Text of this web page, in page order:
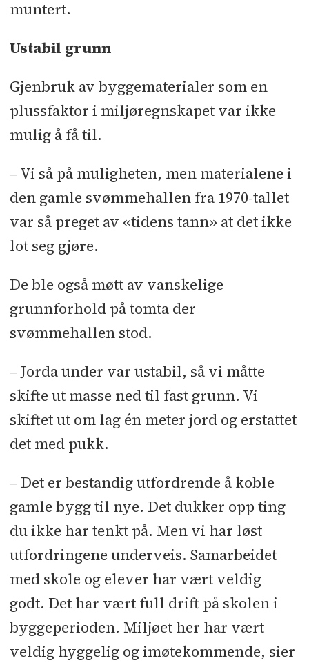
muntert.
Ustabil grunn
Gjenbruk av byggematerialer som en
plussfaktor i miljøregnskapet var ikke
mulig å få til.
– Vi så på muligheten, men materialene i
den gamle svømmehallen fra 1970-tallet
var så preget av «tidens tann» at det ikke
lot seg gjøre.
De ble også møtt av vanskelige
grunnforhold på tomta der
svømmehallen stod.
– Jorda under var ustabil, så vi måtte
skifte ut masse ned til fast grunn. Vi
skiftet ut om lag én meter jord og erstattet
det med pukk.
– Det er bestandig utfordrende å koble
gamle bygg til nye. Det dukker opp ting
du ikke har tenkt på. Men vi har løst
utfordringene underveis. Samarbeidet
med skole og elever har vært veldig
godt. Det har vært full drift på skolen i
byggeperioden. Miljøet her har vært
veldig hyggelig og imøtekommende, sier